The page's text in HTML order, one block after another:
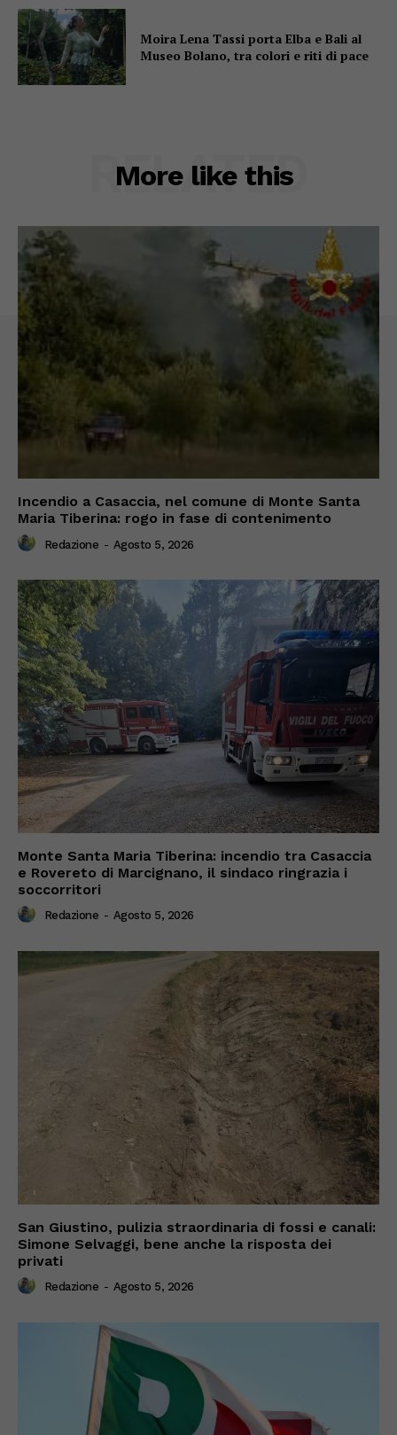
Moira Lena Tassi porta Elba e Bali al
Museo Bolano, tra colori e riti di pace
More like this
RELATED
Incendio a Casaccia, nel comune di Monte Santa
Maria Tiberina: rogo in fase di contenimento
Redazione - Agosto 5, 2026
Monte Santa Maria Tiberina: incendio tra Casaccia
e Rovereto di Marcignano, il sindaco ringrazia i
soccorritori
Redazione - Agosto 5, 2026
San Giustino, pulizia straordinaria di fossi e canali:
Simone Selvaggi, bene anche la risposta dei
privati
Redazione - Agosto 5, 2026